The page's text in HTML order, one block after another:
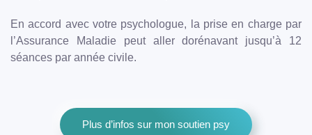
En accord avec votre psychologue, la prise en charge par
l’Assurance Maladie peut aller dorénavant jusqu’à 12
séances par année civile.
Plus d’infos sur mon soutien psy